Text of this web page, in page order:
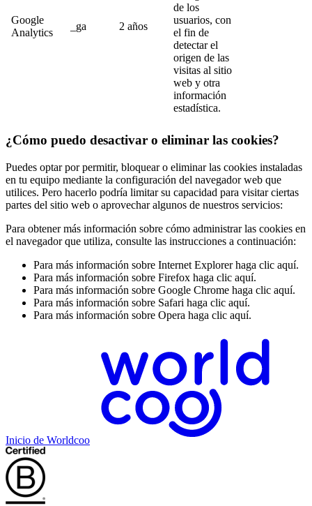
Google
Analytics
_ga 2 años
de los
usuarios, con
el fin de
detectar el
origen de las
visitas al sitio
web y otra
información
estadística.
¿Cómo puedo desactivar o eliminar las cookies?
Puedes optar por permitir, bloquear o eliminar las cookies instaladas
en tu equipo mediante la configuración del navegador web que
utilices. Pero hacerlo podría limitar su capacidad para visitar ciertas
partes del sitio web o aprovechar algunos de nuestros servicios:
Para obtener más información sobre cómo administrar las cookies en
el navegador que utiliza, consulte las instrucciones a continuación:
Para más información sobre Internet Explorerhaga clic aquí.
Para más información sobre Firefox haga clic aquí.
Para más información sobre Google Chrome haga clic aquí.
Para más información sobre Safari haga clic aquí.
Para más información sobre Opera haga clic aquí.
Inicio de Worldcoo